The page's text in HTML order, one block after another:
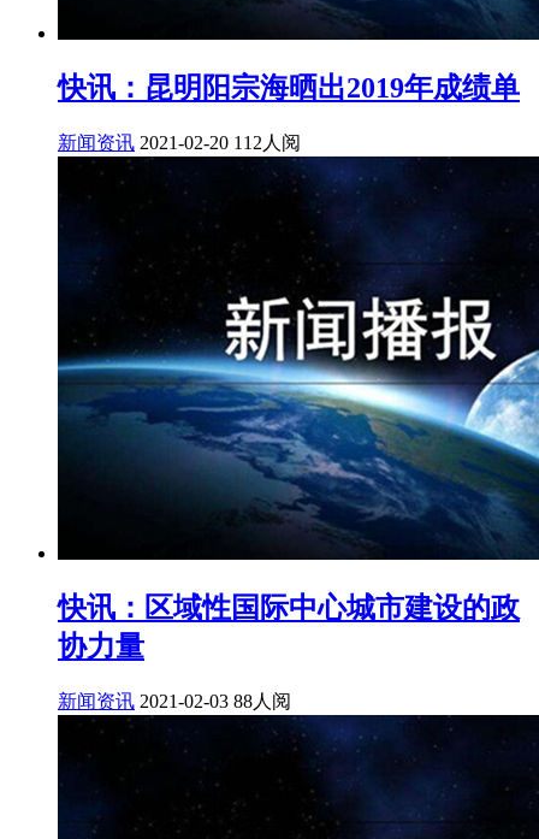
快讯：昆明阳宗海晒出2019年成绩单
新闻资讯 2021-02-20 112人阅
快讯：区域性国际中心城市建设的政
协力量
新闻资讯 2021-02-03 88人阅